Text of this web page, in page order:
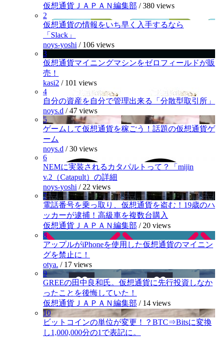
仮想通貨ＪＡＰＡＮ編集部 /380 views
2
仮想通貨の情報をいち早く入手するなら
「Slack」
noys-yoshi / 106 views
3
仮想通貨マイニングマシンをゼロフィールドが販
売！
kasi2 / 101 views
4
自分の資産を自分で管理出来る「分散型取引所」
noys.d /47 views
5
ゲームして仮想通貨を稼ごう！話題の仮想通貨ゲ
ーム
noys.d /30 views
6
NEMに実装されるカタパルトって？「mijin
v.2（Catapult）の詳細
noys-yoshi / 22 views
7
電話番号を乗っ取り、仮想通貨を盗む！19歳のハ
ッカーが逮捕！高級車を複数台購入
仮想通貨ＪＡＰＡＮ編集部 / 20 views
8
アップルがiPhoneを使用した仮想通貨のマイニン
グを禁止に！
otya. / 17 views
9
GREEの田中良和氏。仮想通貨に先行投資しなか
ったことを後悔していた！
仮想通貨ＪＡＰＡＮ編集部 / 14 views
10
ビットコインの単位が変更！？BTC⇒Bitsに変換
し1,000,000分の1で表記に。